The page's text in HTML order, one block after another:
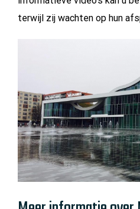
terwijl zij wachten op hun